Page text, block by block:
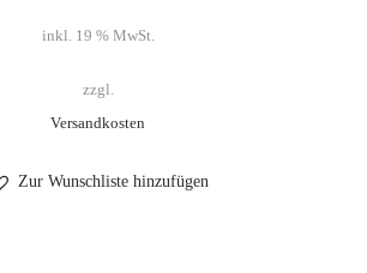
inkl. 19 % MwSt.
zzgl.
Versandkosten
Zur Wunschliste hinzufügen